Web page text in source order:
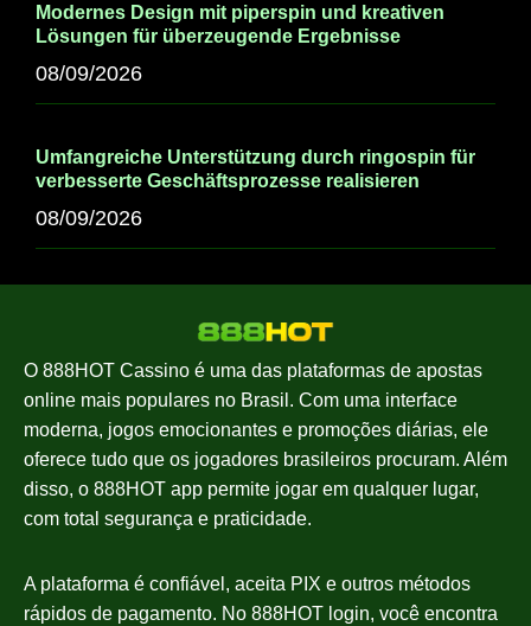
Modernes Design mit piperspin und kreativen
Lösungen für überzeugende Ergebnisse
08/09/2026
Umfangreiche Unterstützung durch ringospin für
verbesserte Geschäftsprozesse realisieren
08/09/2026
O 888HOT Cassino é uma das plataformas de apostas
online mais populares no Brasil. Com uma interface
moderna, jogos emocionantes e promoções diárias, ele
oferece tudo que os jogadores brasileiros procuram. Além
disso, o 888HOT app permite jogar em qualquer lugar,
com total segurança e praticidade.
A plataforma é confiável, aceita PIX e outros métodos
rápidos de pagamento. No 888HOT login, você encontra